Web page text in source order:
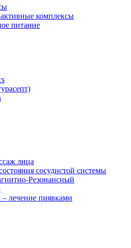
комплексы
питание
лица
сосудистой системы
Резонансный
– лечение пиявками